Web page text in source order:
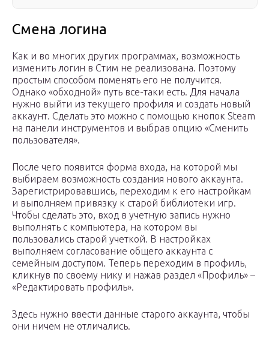
Смена логина
Как и во многих других программах, возможность
изменить логин в Стим не реализована. Поэтому
простым способом поменять его не получится.
Однако «обходной» путь все-таки есть. Для начала
нужно выйти из текущего профиля и создать новый
аккаунт. Сделать это можно с помощью кнопок Steam
на панели инструментов и выбрав опцию «Сменить
пользователя».
После чего появится форма входа, на которой мы
выбираем возможность создания нового аккаунта.
Зарегистрировавшись, переходим к его настройкам
и выполняем привязку к старой библиотеки игр.
Чтобы сделать это, вход в учетную запись нужно
выполнять с компьютера, на котором вы
пользовались старой учеткой. В настройках
выполняем согласование общего аккаунта с
семейным доступом. Теперь переходим в профиль,
кликнув по своему нику и нажав раздел «Профиль» –
«Редактировать профиль».
Здесь нужно ввести данные старого аккаунта, чтобы
они ничем не отличались.